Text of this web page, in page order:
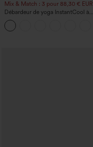
Mix & Match : 3 pour 88,30 € EUR
Débardeur de yoga InstantCool à
encolure en U et ourlet arrondi –
UPF50+